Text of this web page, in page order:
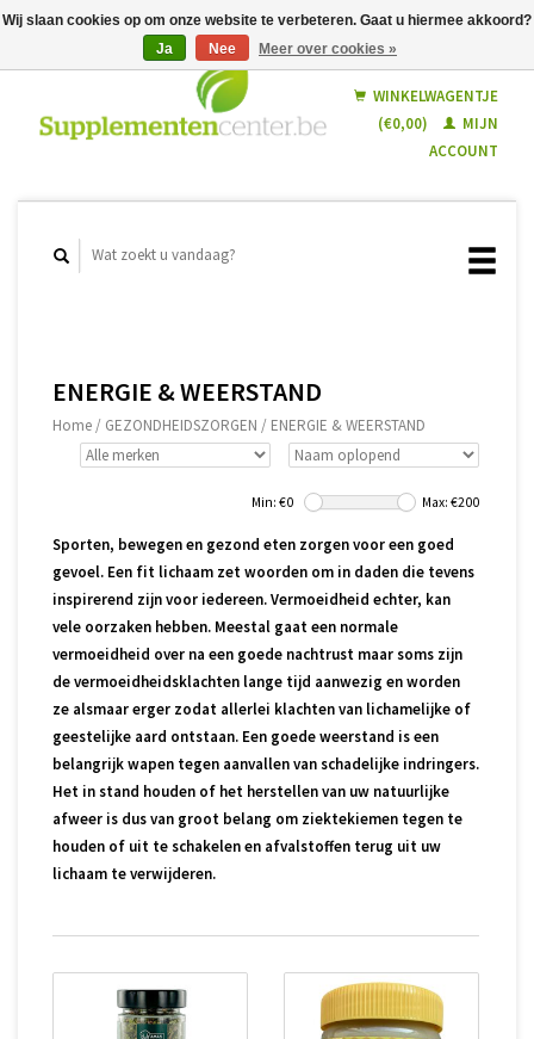
Nederlands
WINKELWAGENTJE
(€0,00)
MIJN
ACCOUNT
ENERGIE & WEERSTAND
Home / GEZONDHEIDSZORGEN / ENERGIE & WEERSTAND
Min: €0 Max: €200
Sporten, bewegen en gezond eten zorgen voor een goed
gevoel. Een fit lichaam zet woorden om in daden die tevens
inspirerend zijn voor iedereen. Vermoeidheid echter, kan
vele oorzaken hebben. Meestal gaat een normale
vermoeidheid over na een goede nachtrust maar soms zijn
de vermoeidheidsklachten lange tijd aanwezig en worden
ze alsmaar erger zodat allerlei klachten van lichamelijke of
geestelijke aard ontstaan. Een goede weerstand is een
belangrijk wapen tegen aanvallen van schadelijke indringers.
Het in stand houden of het herstellen van uw natuurlijke
afweer is dus van groot belang om ziektekiemen tegen te
houden of uit te schakelen en afvalstoffen terug uit uw
lichaam te verwijderen.
Wij slaan cookies op om onze website te verbeteren. Gaat u hiermee akkoord?
Ja
Nee Meer over cookies »